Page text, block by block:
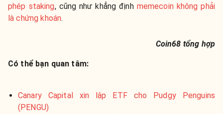
phép staking, cũng như khẳng định memecoin không phải
là chứng khoán.
Coin68 tổng hợp
Có thể bạn quan tâm:
Canary Capital xin lập ETF cho Pudgy Penguins
(PENGU)